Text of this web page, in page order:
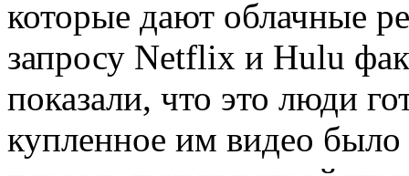
которые дают облачные
запросу Netflix и Hulu
показали, что это люди
купленное им видео